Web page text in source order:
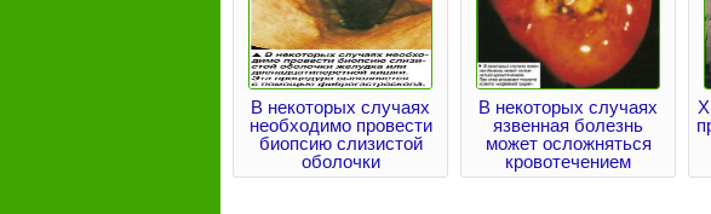
В некоторых случаях
необходимо провести
биопсию слизистой
оболочки
В некоторых случаях
язвенная болезнь
может осложняться
кровотечением